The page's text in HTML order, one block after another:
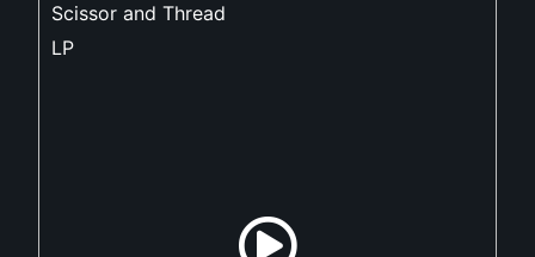
Scissor and Thread
LP